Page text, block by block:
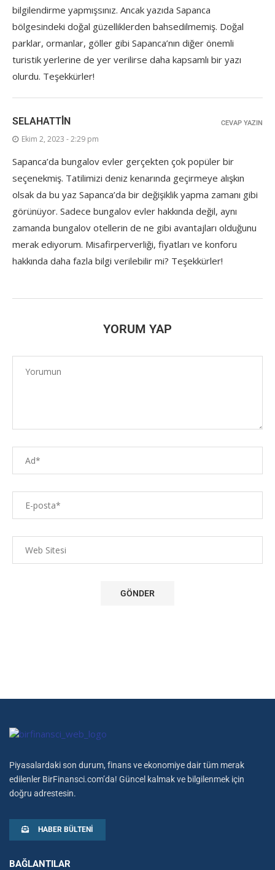
bilgilendirme yapmışsınız. Ancak yazıda Sapanca
bölgesindeki doğal güzelliklerden bahsedilmemiş. Doğal
parklar, ormanlar, göller gibi Sapanca’nın diğer önemli
turistik yerlerine de yer verilirse daha kapsamlı bir yazı
olurdu. Teşekkürler!
SELAHATTİN
Ekim 2, 2023 - 2:29 pm
Sapanca’da bungalov evler gerçekten çok popüler bir
seçenekmiş. Tatilimizi deniz kenarında geçirmeye alışkın
olsak da bu yaz Sapanca’da bir değişiklik yapma zamanı gibi
görünüyor. Sadece bungalov evler hakkında değil, aynı
zamanda bungalov otellerin de ne gibi avantajları olduğunu
merak ediyorum. Misafirperverliği, fiyatları ve konforu
hakkında daha fazla bilgi verilebilir mi? Teşekkürler!
CEVAP YAZIN
YORUM YAP
Piyasalardaki son durum, finans ve ekonomiye dair tüm merak
edilenler BirFinansci.com’da! Güncel kalmak ve bilgilenmek için
doğru adrestesin.
HABER BÜLTENI
BAĞLANTILAR